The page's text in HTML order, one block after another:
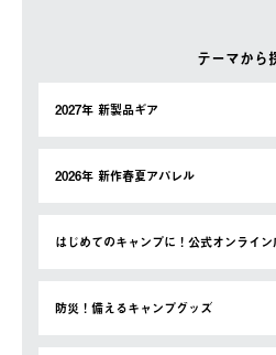
テーマから
2027年 新製品ギア
2026年 新作春夏アパレル
はじめてのキャンプに！公式オンライ
防災！備えるキャンプグッズ